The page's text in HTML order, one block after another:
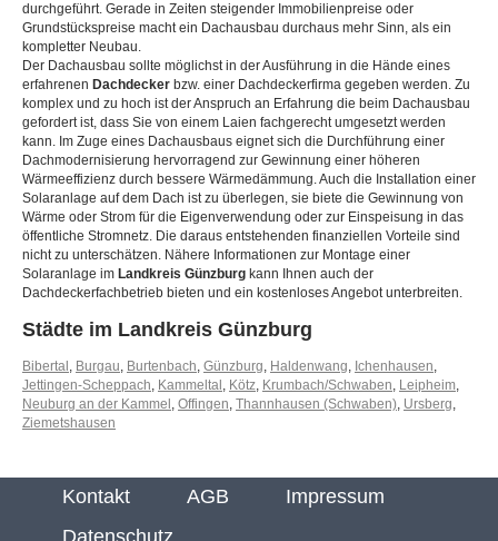
durchgeführt. Gerade in Zeiten steigender Immobilienpreise oder
Grundstückspreise macht ein Dachausbau durchaus mehr Sinn, als ein
kompletter Neubau.
Der Dachausbau sollte möglichst in der Ausführung in die Hände eines
erfahrenen Dachdecker bzw. einer Dachdeckerfirma gegeben werden. Zu
komplex und zu hoch ist der Anspruch an Erfahrung die beim Dachausbau
gefordert ist, dass Sie von einem Laien fachgerecht umgesetzt werden
kann. Im Zuge eines Dachausbaus eignet sich die Durchführung einer
Dachmodernisierung hervorragend zur Gewinnung einer höheren
Wärmeeffizienz durch bessere Wärmedämmung. Auch die Installation einer
Solaranlage auf dem Dach ist zu überlegen, sie biete die Gewinnung von
Wärme oder Strom für die Eigenverwendung oder zur Einspeisung in das
öffentliche Stromnetz. Die daraus entstehenden finanziellen Vorteile sind
nicht zu unterschätzen. Nähere Informationen zur Montage einer
Solaranlage im Landkreis Günzburg kann Ihnen auch der
Dachdeckerfachbetrieb bieten und ein kostenloses Angebot unterbreiten.
Städte im Landkreis Günzburg
Bibertal , Burgau, Burtenbach, Günzburg, Haldenwang, Ichenhausen,
Jettingen-Scheppach, Kammeltal , Kötz, Krumbach/Schwaben, Leipheim,
Neuburg an der Kammel , Offingen, Thannhausen (Schwaben), Ursberg,
Ziemetshausen
Kontakt AGB
Impressum
Datenschutz